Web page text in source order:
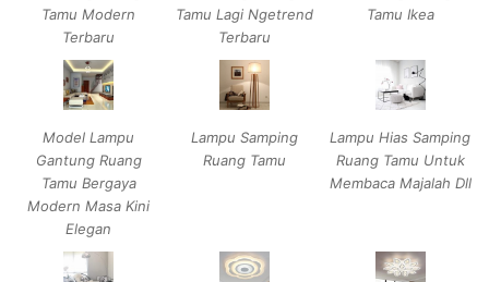
Tamu Modern
Terbaru
Tamu Lagi Ngetrend
Terbaru
Tamu Ikea
Model Lampu
Gantung Ruang
Tamu Bergaya
Modern Masa Kini
Elegan
Lampu Samping
Ruang Tamu
Lampu Hias Samping
Ruang Tamu Untuk
Membaca Majalah Dll